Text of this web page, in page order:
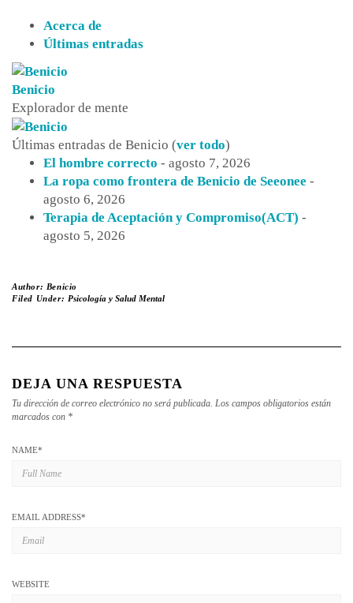
Acerca de
Últimas entradas
Benicio
Explorador de mente
Últimas entradas de Benicio (ver todo)
El hombre correcto - agosto 7, 2026
La ropa como frontera de Benicio de Seeonee -
agosto 6, 2026
Terapia de Aceptación y Compromiso(ACT) -
agosto 5, 2026
Author: Benicio
Filed Under: Psicología y Salud Mental
DEJA UNA RESPUESTA
Tu dirección de correo electrónico no será publicada. Los campos obligatorios están
marcados con *
NAME*
EMAIL ADDRESS*
WEBSITE